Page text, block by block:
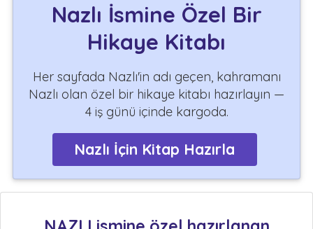
Nazlı İsmine Özel Bir
Hikaye Kitabı
Her sayfada Nazlı'in adı geçen, kahramanı
Nazlı olan özel bir hikaye kitabı hazırlayın —
4 iş günü içinde kargoda.
Nazlı İçin Kitap Hazırla